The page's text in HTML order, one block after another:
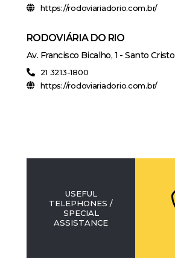
https://rodoviariadorio.com.br/
RODOVIÁRIA DO RIO
Av. Francisco Bicalho, 1 - Santo Cristo
21 3213-1800
https://rodoviariadorio.com.br/
USEFUL
TELEPHONES /
SPECIAL
ASSISTANCE